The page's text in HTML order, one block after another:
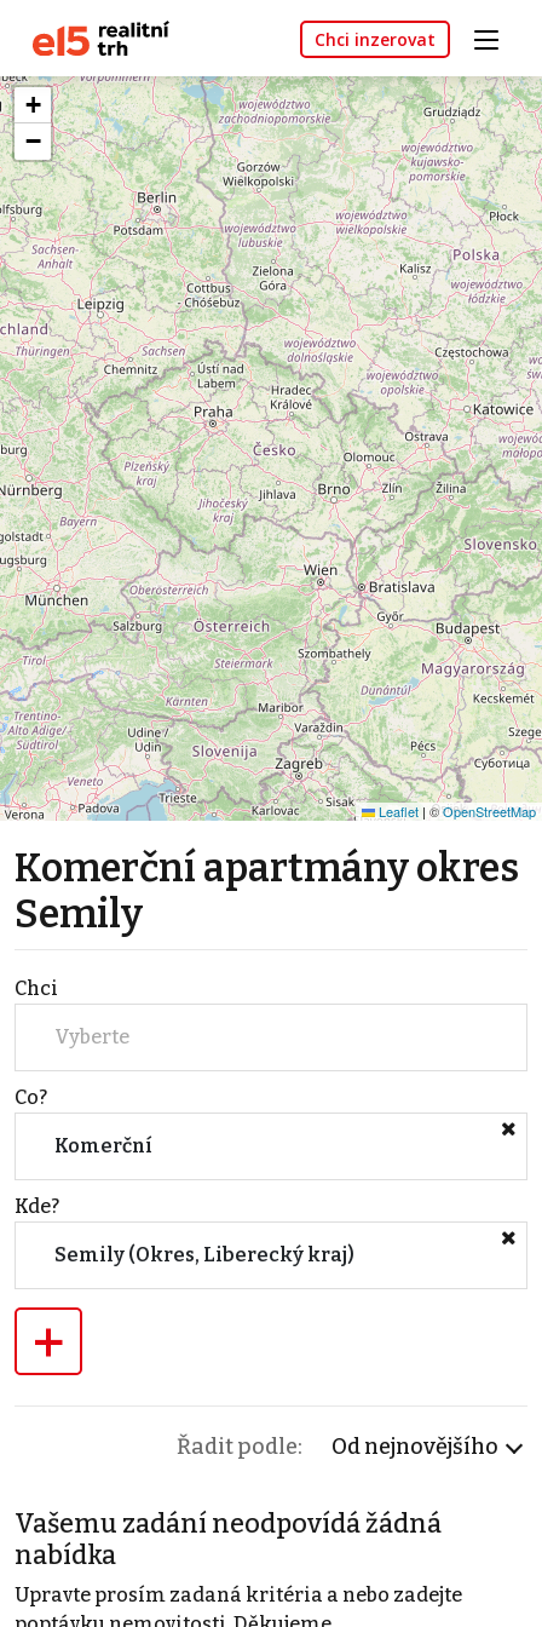
Chci inzerovat
+
−
Leaflet | ©OpenStreetMap
Komerční apartmány okres
Semily
Chci
Vyberte
Co?
Komerční
Kde?
Semily (Okres, Liberecký kraj)
+
Řadit podle: Od nejnovějšího
Vašemu zadání neodpovídá žádná
nabídka
Upravte prosím zadaná kritéria a nebo zadejte